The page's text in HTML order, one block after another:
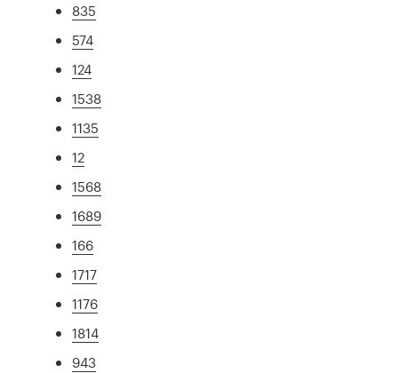
835
574
124
1538
1135
12
1568
1689
166
1717
1176
1814
943